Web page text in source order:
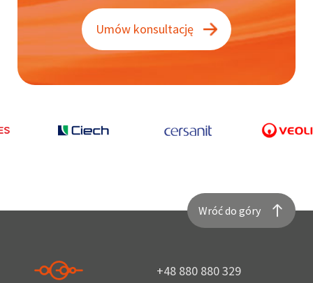
Umów konsultację
Wróć do góry
+48 880 880 329